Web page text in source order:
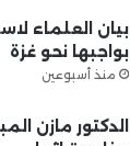
بيان العلماء
بواجبها نحو غزة
منذ أسبوعين
الدكتور مازن